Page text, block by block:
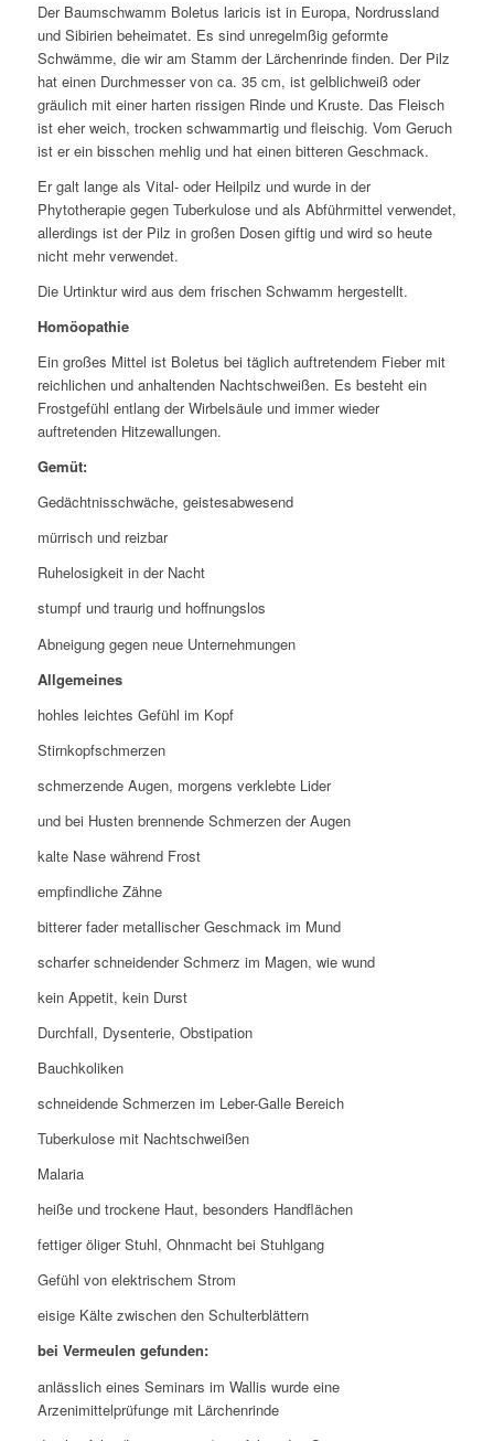
Der Baumschwamm Boletus laricis ist in Europa, Nordrussland
und Sibirien beheimatet. Es sind unregelmßig geformte
Schwämme, die wir am Stamm der Lärchenrinde finden. Der Pilz
hat einen Durchmesser von ca. 35 cm, ist gelblichweiß oder
gräulich mit einer harten rissigen Rinde und Kruste. Das Fleisch
ist eher weich, trocken schwammartig und fleischig. Vom Geruch
ist er ein bisschen mehlig und hat einen bitteren Geschmack.
Er galt lange als Vital- oder Heilpilz und wurde in der
Phytotherapie gegen Tuberkulose und als Abführmittel verwendet,
allerdings ist der Pilz in großen Dosen giftig und wird so heute
nicht mehr verwendet.
Die Urtinktur wird aus dem frischen Schwamm hergestellt.
Homöopathie
Ein großes Mittel ist Boletus bei täglich auftretendem Fieber mit
reichlichen und anhaltenden Nachtschweißen. Es besteht ein
Frostgefühl entlang der Wirbelsäule und immer wieder
auftretenden Hitzewallungen.
Gemüt:
Gedächtnisschwäche, geistesabwesend
mürrisch und reizbar
Ruhelosigkeit in der Nacht
stumpf und traurig und hoffnungslos
Abneigung gegen neue Unternehmungen
Allgemeines
hohles leichtes Gefühl im Kopf
Stirnkopfschmerzen
schmerzende Augen, morgens verklebte Lider
und bei Husten brennende Schmerzen der Augen
kalte Nase während Frost
empfindliche Zähne
bitterer fader metallischer Geschmack im Mund
scharfer schneidender Schmerz im Magen, wie wund
kein Appetit, kein Durst
Durchfall, Dysenterie, Obstipation
Bauchkoliken
schneidende Schmerzen im Leber-Galle Bereich
Tuberkulose mit Nachtschweißen
Malaria
heiße und trockene Haut, besonders Handflächen
fettiger öliger Stuhl, Ohnmacht bei Stuhlgang
Gefühl von elektrischem Strom
eisige Kälte zwischen den Schulterblättern
bei Vermeulen gefunden:
anlässlich eines Seminars im Wallis wurde eine
Arzenimittelprüfunge mit Lärchenrinde